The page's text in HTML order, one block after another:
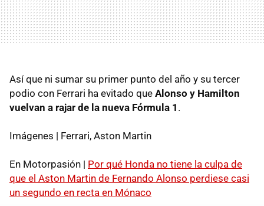
Así que ni sumar su primer punto del año y su tercer
podio con Ferrari ha evitado que Alonso y Hamilton
vuelvan a rajar de la nueva Fórmula 1 .
Imágenes | Ferrari, Aston Martin
En Motorpasión | Por qué Honda no tiene la culpa de
que el Aston Martin de Fernando Alonso perdiese casi
un segundo en recta en Mónaco